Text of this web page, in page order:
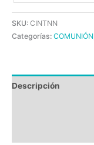
SKU: CINTNN
Categorías: COMUNIÓN
Descripción